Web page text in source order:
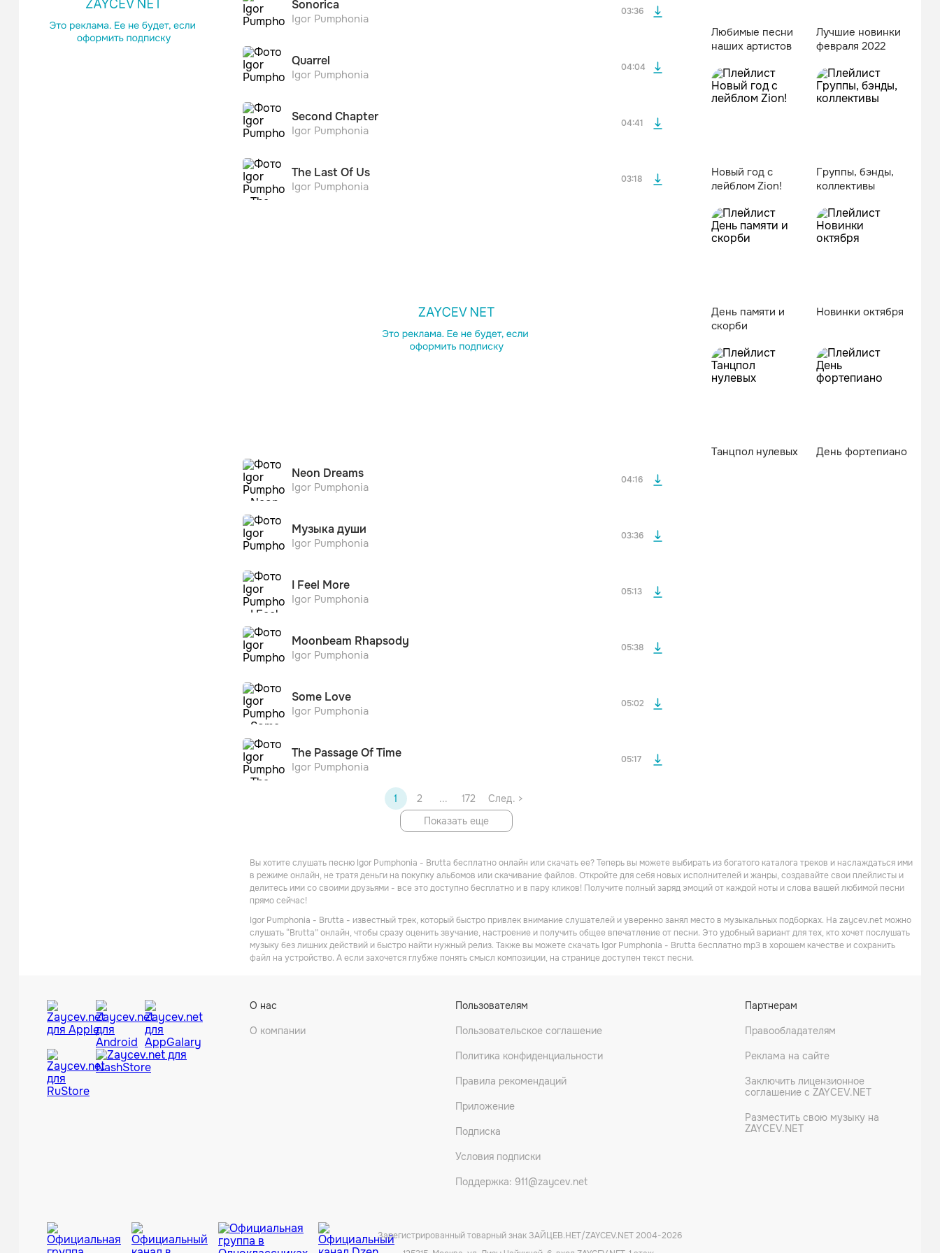
Sonorica
Igor Pumphonia
03:36
Quarrel
Igor Pumphonia
04:04
Second Chapter
Igor Pumphonia
04:41
The Last Of Us
Igor Pumphonia
03:18
Neon Dreams
Igor Pumphonia
04:16
Музыка души
Igor Pumphonia
03:36
I Feel More
Igor Pumphonia
05:13
Moonbeam Rhapsody
Igor Pumphonia
05:38
Some Love
Igor Pumphonia
05:02
The Passage Of Time
Igor Pumphonia
05:17
1 2 ... 172
След. >
Показать еще
Любимые песни
наших артистов
Лучшие новинки
февраля 2022
Новый год с
лейблом Zion!
Группы, бэнды,
коллективы
День памяти и
скорби
Новинки октября
Танцпол нулевых День фортепиано
Вы хотите слушать песню Igor Pumphonia - Brutta бесплатно онлайн или скачать ее? Теперь вы можете выбирать из богатого каталога треков и наслаждаться ими
в режиме онлайн, не тратя деньги на покупку альбомов или скачивание файлов. Откройте для себя новых исполнителей и жанры, создавайте свои плейлисты и
делитесь ими со своими друзьями - все это доступно бесплатно и в пару кликов! Получите полный заряд эмоций от каждой ноты и слова вашей любимой песни
прямо сейчас!
Igor Pumphonia - Brutta - известный трек, который быстро привлек внимание слушателей и уверенно занял место в музыкальных подборках. На zaycev.net можно
слушать “Brutta” онлайн, чтобы сразу оценить звучание, настроение и получить общее впечатление от песни. Это удобный вариант для тех, кто хочет послушать
музыку без лишних действий и быстро найти нужный релиз. Также вы можете скачать Igor Pumphonia - Brutta бесплатно mp3 в хорошем качестве и сохранить
файл на устройство. А если захочется глубже понять смысл композиции, на странице доступен текст песни.
О нас
О компании
Пользователям
Пользовательское соглашение
Политика конфиденциальности
Правила рекомендаций
Приложение
Подписка
Условия подписки
Поддержка: 911@zaycev.net
Партнерам
Правообладателям
Реклама на сайте
Заключить лицензионное
соглашение с ZAYCEV.NET
Разместить свою музыку на
ZAYCEV.NET
Зарегистрированный товарный знак ЗАЙЦЕВ.НЕТ/ZAYCEV.NET 2004-2026